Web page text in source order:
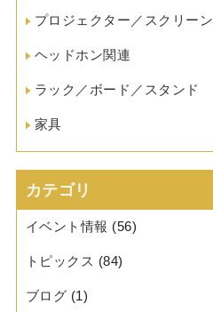
プロジェクター／スクリーン
ヘッドホン関連
ラック／ボード／スタンド
家具
カテゴリ
イベント情報 (56)
トピックス (84)
ブログ (1)